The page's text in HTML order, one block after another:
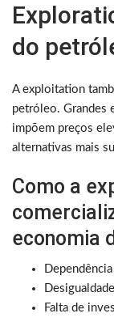
do
A exploitation
petróleo. Grandes
impõem preços
alternativas mais
Como a
economia
Falta de